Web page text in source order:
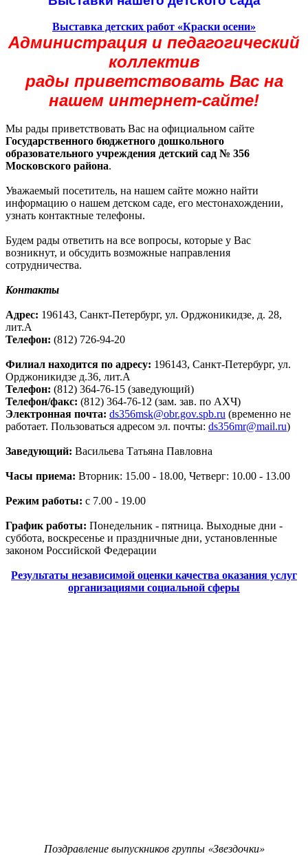
Выставка детских работ «Краски осени»
Администрация и педагогический
коллектив
рады приветствовать Вас на
нашем интернет-сайте!
Мы рады приветствовать Вас на официальном сайте
Государственного бюджетного дошкольного
образовательного учреждения детский сад № 356
Московского района.
Уважаемый посетитель, на нашем сайте можно найти
информацию о нашем детском саде, его местонахождении,
узнать контактные телефоны.
Будем рады ответить на все вопросы, которые у Вас
возникнут, и обсудить возможные направления
сотрудничества.
Контакты
Адрес: 196143, Санкт-Петербург, ул. Орджоникидзе, д. 28,
лит.А
Телефон: (812) 726-94-20
Филиал находится по адресу: 196143, Санкт-Петербург, ул.
Орджоникидзе д.36, лит.А
Телефон: (812) 364-76-15 (заведующий)
Телефон/факс: (812) 364-76-12 (зам. зав. по АХЧ)
Электронная почта: ds356msk@obr.gov.spb.ru (временно не
работает. Пользоваться адресом эл. почты: ds356mr@mail.ru)
Заведующий: Васильева Татьяна Павловна
Часы приема: Вторник: 15.00 - 18.00, Четверг: 10.00 - 13.00
Режим работы: с 7.00 - 19.00
График работы: Понедельник - пятница. Выходные дни -
суббота, воскресенье и праздничные дни, установленные
законом Российской Федерации
Результаты независимой оценки качества оказания услуг
организациями социальной сферы
Поздравление выпускников группы «Звездочки»